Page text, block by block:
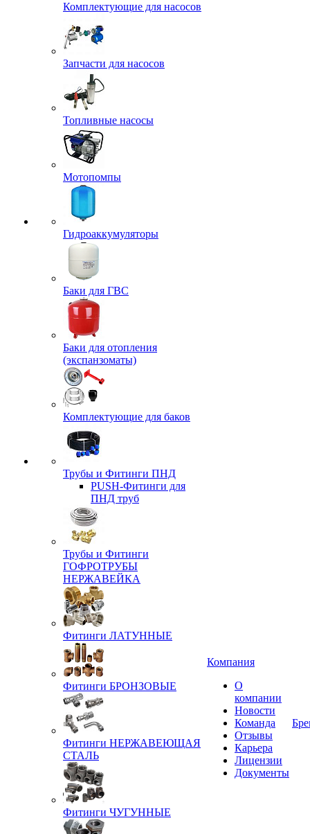
Комплектующие для насосов
Запчасти для насосов
Топливные насосы
Мотопомпы
Гидроаккумуляторы
Баки для ГВС
Баки для отопления
(экспанзоматы)
Комплектующие для баков
Трубы и Фитинги ПНД
PUSH-Фитинги для
ПНД труб
Трубы и Фитинги
ГОФРОТРУБЫ
НЕРЖАВЕЙКА
Фитинги ЛАТУННЫЕ
Фитинги БРОНЗОВЫЕ
Фитинги НЕРЖАВЕЮЩАЯ
СТАЛЬ
Фитинги ЧУГУННЫЕ
Компания
О
компании
Новости
Команда
Отзывы
Карьера
Лицензии
Документы